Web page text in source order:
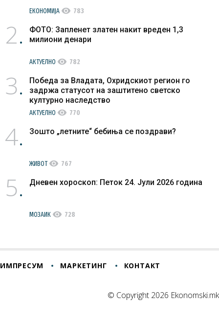
ЕКОНОМИЈА visibility 783
2
ФОТО: Запленет златен накит вреден 1,3
милиони денари
АКТУЕЛНО visibility 782
3
Победа за Владата, Охридскиот регион го
задржа статусот на заштитено светско
културно наследство
АКТУЕЛНО visibility 770
4 Зошто „летните“ бебиња се поздрави?
ЖИВОТvisibility 767
5 Дневен хороскоп: Петок 24. Јули 2026 година
МОЗАИК visibility 728
ИМПРЕСУМ МАРКЕТИНГ КОНТАКТ
© Copyright 2026 Ekonomski.mk